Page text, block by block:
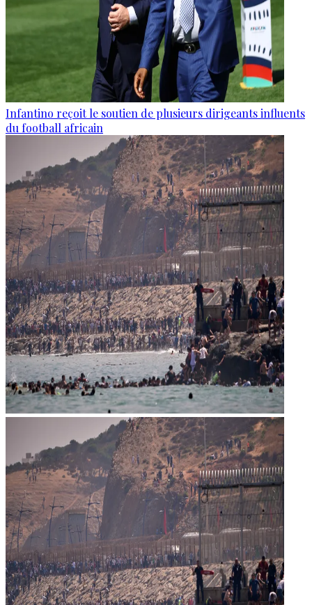
Infantino reçoit le soutien de plusieurs dirigeants influents
du football africain